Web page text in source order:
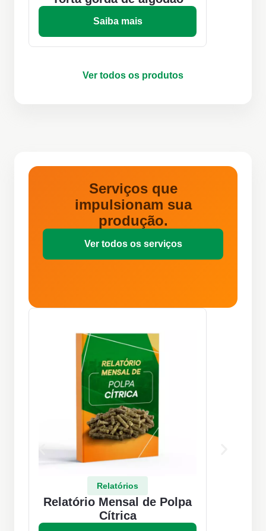
Saiba mais
Ver todos os produtos
Serviços que
impulsionam sua
produção.
Ver todos os serviços
Relatórios
Relatório Mensal de Polpa
Cítrica